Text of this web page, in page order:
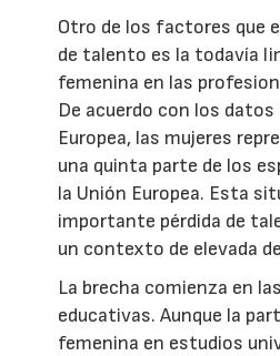
Otro de los factores que
de talento es la todavía
femenina en las
De acuerdo con los datos
Europea, las mujeres
una quinta parte de los
la Unión Europea. Esta
importante pérdida de
un contexto de elevada
La brecha comienza en
educativas. Aunque la
femenina en estudios